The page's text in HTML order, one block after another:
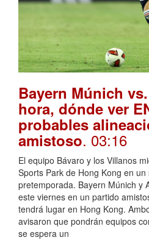
Bayern Múnich
hora, dónde ver
probables
amistoso. 03:16
El equipo Bávaro y los Villanos
Sports Park de Hong Kong en
pretemporada. Bayern Múnich y
este viernes en un partido
tendrá lugar en Hong Kong.
avisaron que pondrán equipos
se espera un